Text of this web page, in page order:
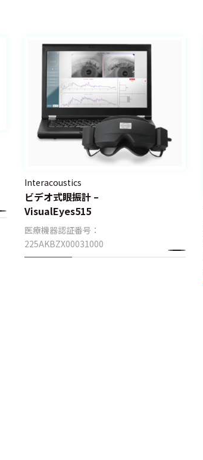
Interacoustics
ビデオ式眼振計 –
VisualEyes515
医療機器認証番号：
225AKBZX00031000